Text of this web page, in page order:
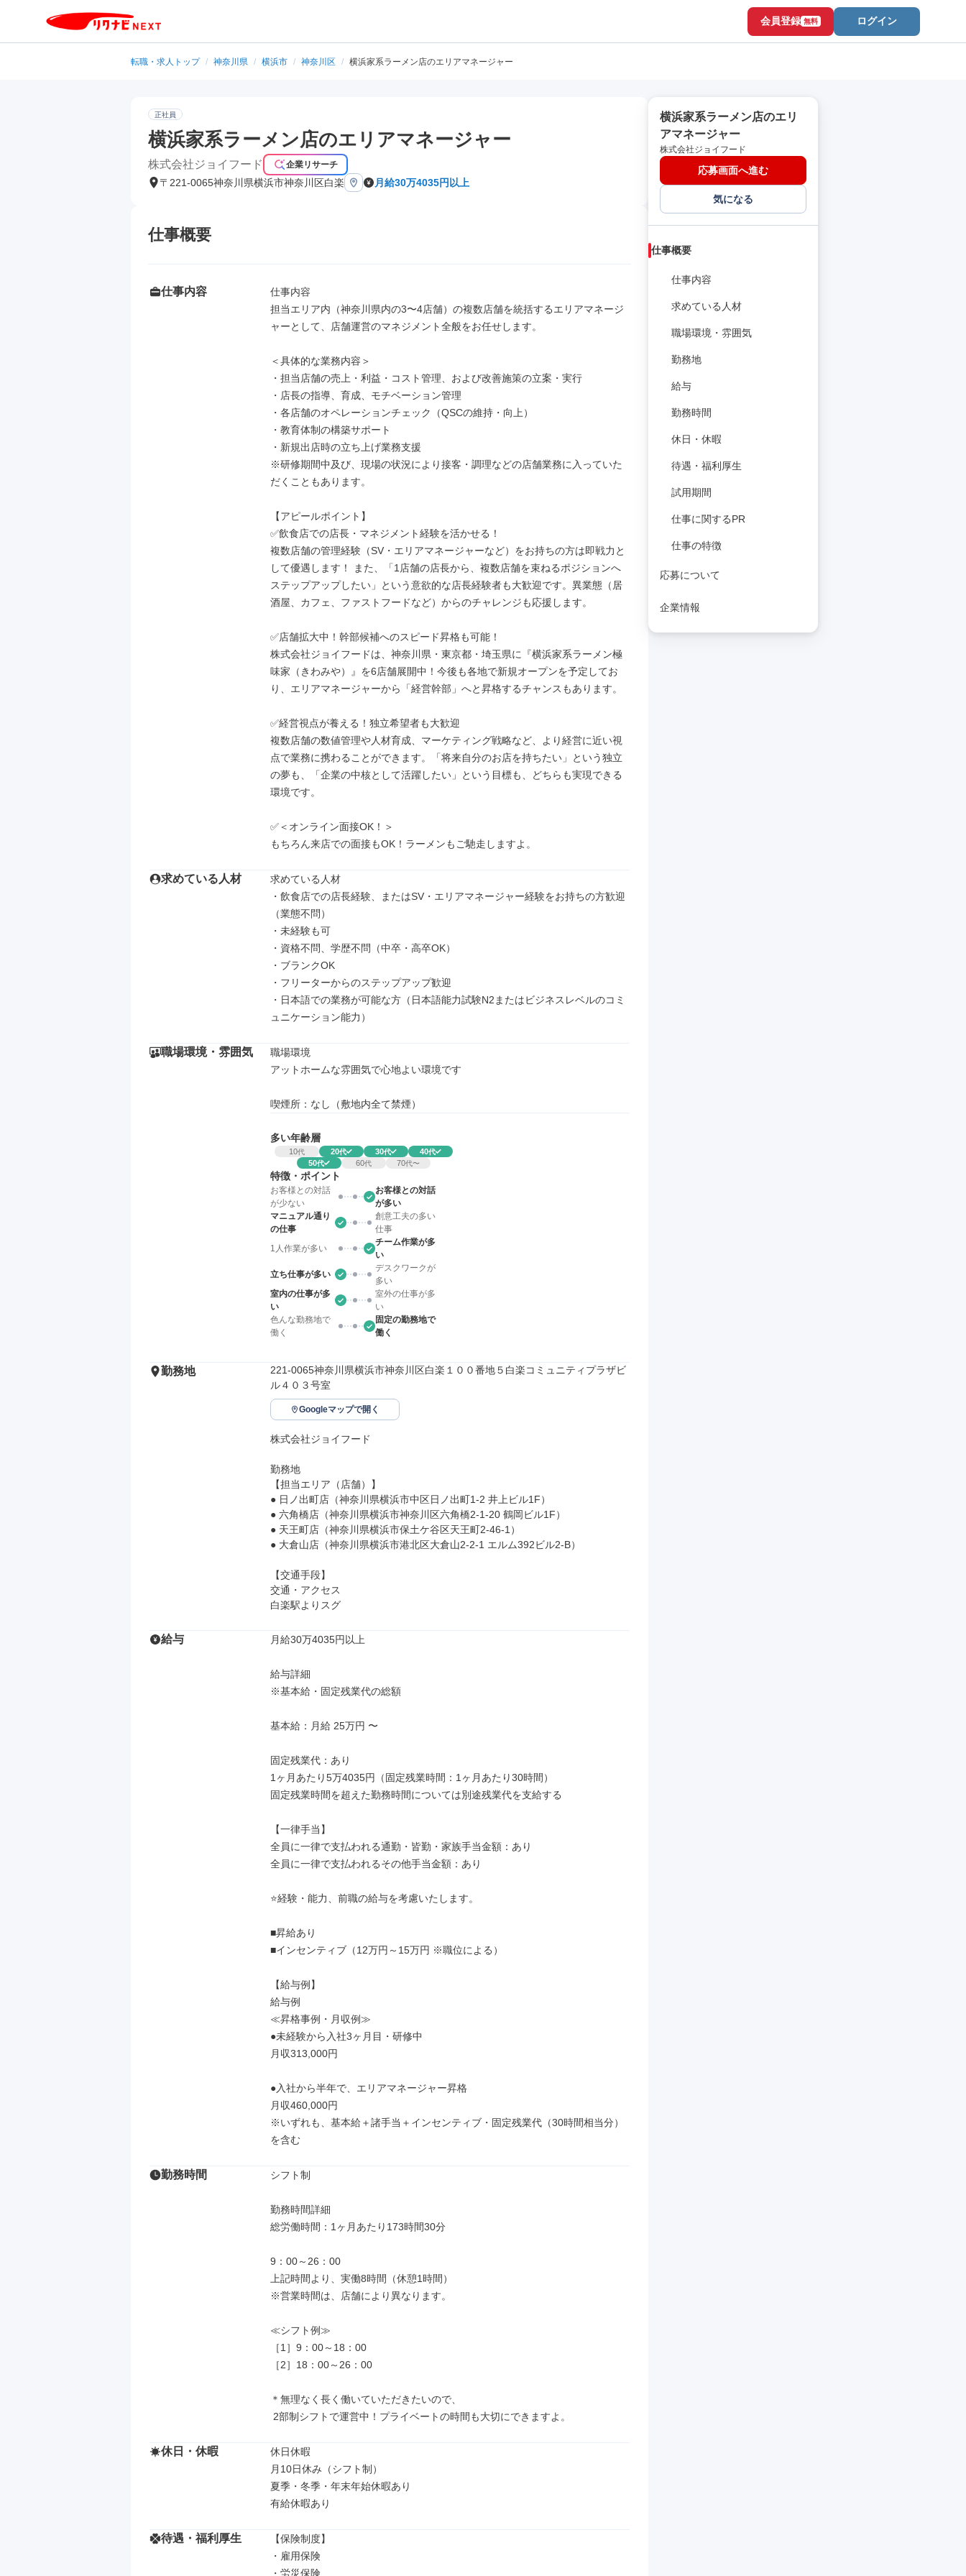
会員登録 無料 ログイン
転職・求人トップ / 神奈川県 / 横浜市 / 神奈川区 / 横浜家系ラーメン店のエリアマネージャー
正社員
横浜家系ラーメン店のエリアマネージャー
株式会社ジョイフード 企業リサーチ
〒221-0065神奈川県横浜市神奈川区白楽 月給30万4035円以上
仕事概要
仕事内容
仕事内容
担当エリア内（神奈川県内の3〜4店舗）の複数店舗を統括するエリアマネージ
ャーとして、店舗運営のマネジメント全般をお任せします。
＜具体的な業務内容＞
・担当店舗の売上・利益・コスト管理、および改善施策の立案・実行
・店長の指導、育成、モチベーション管理
・各店舗のオペレーションチェック（QSCの維持・向上）
・教育体制の構築サポート
・新規出店時の立ち上げ業務支援
※研修期間中及び、現場の状況により接客・調理などの店舗業務に入っていた
だくこともあります。
【アピールポイント】
✅飲食店での店長・マネジメント経験を活かせる！
複数店舗の管理経験（SV・エリアマネージャーなど）をお持ちの方は即戦力と
して優遇します！ また、「1店舗の店長から、複数店舗を束ねるポジションへ
ステップアップしたい」という意欲的な店長経験者も大歓迎です。異業態（居
酒屋、カフェ、ファストフードなど）からのチャレンジも応援します。
✅店舗拡大中！幹部候補へのスピード昇格も可能！
株式会社ジョイフードは、神奈川県・東京都・埼玉県に『横浜家系ラーメン極
味家（きわみや）』を6店舗展開中！今後も各地で新規オープンを予定してお
り、エリアマネージャーから「経営幹部」へと昇格するチャンスもあります。
✅経営視点が養える！独立希望者も大歓迎
複数店舗の数値管理や人材育成、マーケティング戦略など、より経営に近い視
点で業務に携わることができます。「将来自分のお店を持ちたい」という独立
の夢も、「企業の中核として活躍したい」という目標も、どちらも実現できる
環境です。
✅＜オンライン面接OK！＞
もちろん来店での面接もOK！ラーメンもご馳走しますよ。
求めている人材
求めている人材
・飲食店での店長経験、またはSV・エリアマネージャー経験をお持ちの方歓迎
（業態不問）
・未経験も可
・資格不問、学歴不問（中卒・高卒OK）
・ブランクOK
・フリーターからのステップアップ歓迎
・日本語での業務が可能な方（日本語能力試験N2またはビジネスレベルのコミ
ュニケーション能力）
職場環境・雰囲気
職場環境
アットホームな雰囲気で心地よい環境です
喫煙所：なし（敷地内全て禁煙）
多い年齢層
10代 20代 30代 40代
50代 60代 70代〜
特徴・ポイント
お客様との対話
が少ない
お客様との対話
が多い
マニュアル通り
の仕事
創意工夫の多い
仕事
1人作業が多い
チーム作業が多
い
立ち仕事が多い
デスクワークが
多い
室内の仕事が多
い
室外の仕事が多
い
色んな勤務地で
働く
固定の勤務地で
働く
勤務地
221-0065神奈川県横浜市神奈川区白楽１００番地５白楽コミュニティプラザビ
ル４０３号室
Googleマップで開く
株式会社ジョイフード
勤務地
【担当エリア（店舗）】
● 日ノ出町店（神奈川県横浜市中区日ノ出町1-2 井上ビル1F）
● 六角橋店（神奈川県横浜市神奈川区六角橋2-1-20 鶴岡ビル1F）
● 天王町店（神奈川県横浜市保土ケ谷区天王町2-46-1）
● 大倉山店（神奈川県横浜市港北区大倉山2-2-1 エルム392ビル2-B）
【交通手段】
交通・アクセス
白楽駅よりスグ
給与 月給30万4035円以上
給与詳細
※基本給・固定残業代の総額
基本給：月給 25万円 〜
固定残業代：あり
1ヶ月あたり5万4035円（固定残業時間：1ヶ月あたり30時間）
固定残業時間を超えた勤務時間については別途残業代を支給する
【一律手当】
全員に一律で支払われる通勤・皆勤・家族手当金額：あり
全員に一律で支払われるその他手当金額：あり
⭐経験・能力、前職の給与を考慮いたします。
■昇給あり
■インセンティブ（12万円～15万円 ※職位による）
【給与例】
給与例
≪昇格事例・月収例≫
●未経験から入社3ヶ月目・研修中
月収313,000円
●入社から半年で、エリアマネージャー昇格
月収460,000円
※いずれも、基本給＋諸手当＋インセンティブ・固定残業代（30時間相当分）
を含む
勤務時間 シフト制
勤務時間詳細
総労働時間：1ヶ月あたり173時間30分
9：00～26：00
上記時間より、実働8時間（休憩1時間）
※営業時間は、店舗により異なります。
≪シフト例≫
［1］9：00～18：00
［2］18：00～26：00
＊無理なく長く働いていただきたいので、
2部制シフトで運営中！プライベートの時間も大切にできますよ。
休日・休暇
休日休暇
月10日休み（シフト制）
夏季・冬季・年末年始休暇あり
有給休暇あり
待遇・福利厚生
【保険制度】
・雇用保険
・労災保険
横浜家系ラーメン店のエリ
アマネージャー
株式会社ジョイフード
応募画面へ進む
気になる
仕事概要
仕事内容
求めている人材
職場環境・雰囲気
勤務地
給与
勤務時間
休日・休暇
待遇・福利厚生
試用期間
仕事に関するPR
仕事の特徴
応募について
企業情報